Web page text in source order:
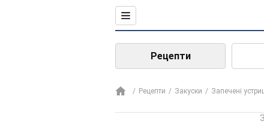
Рецепти
Рецепти Закуски Запечені